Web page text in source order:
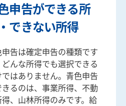
申告ができる所
できない所得
申告は確定申告の種類です
どんな所得でも選択できる
ではありません。青色申告
きるのは、事業所得、不動
得、山林所得のみです。給